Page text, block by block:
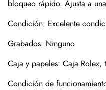
bloqueo rápido. Ajusta a
Condición: Excelente
Grabados: Ninguno
Caja y papeles: Caja Rolex,
Condición de